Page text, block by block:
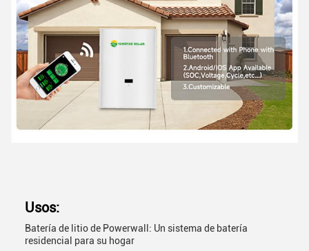
Usos:
Batería de litio de Powerwall: Un sistema de batería
residencial para su hogar